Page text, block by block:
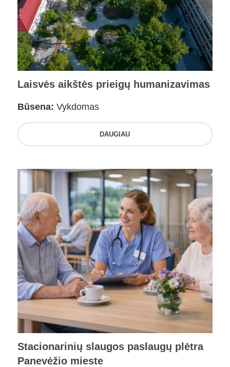
Laisvės aikštės prieigų humanizavimas
Būsena: Vykdomas
DAUGIAU
Stacionarinių slaugos paslaugų plėtra
Panevėžio mieste